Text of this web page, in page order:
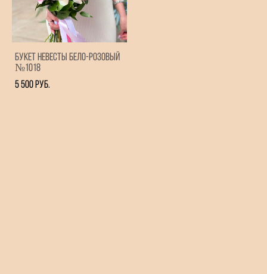
Букет невесты бело-розовый
№1018
5 500 pуб.